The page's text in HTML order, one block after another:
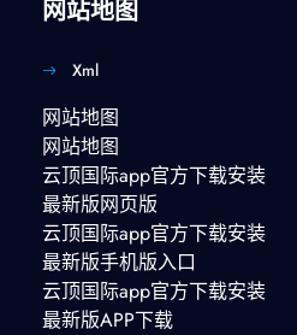
网站地图
Xml
网站地图
网站地图
云顶国际app官方下载安装
最新版网页版
云顶国际app官方下载安装
最新版手机版入口
云顶国际app官方下载安装
最新版APP下载